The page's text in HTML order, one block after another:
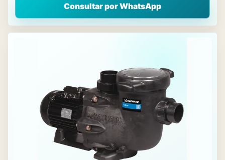
Consultar por WhatsApp